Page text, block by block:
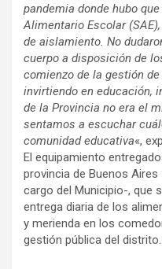
pandemia donde hubo
Alimentario Escolar
de aislamiento. No
cuerpo a disposición de
comienzo de la gestión
invirtiendo en educación,
de la Provincia no era el
sentamos a escuchar
comunidad educativa«,
El equipamiento
provincia de Buenos
cargo del Municipio-, que
entrega diaria de los
y merienda en los
gestión pública del distrito.